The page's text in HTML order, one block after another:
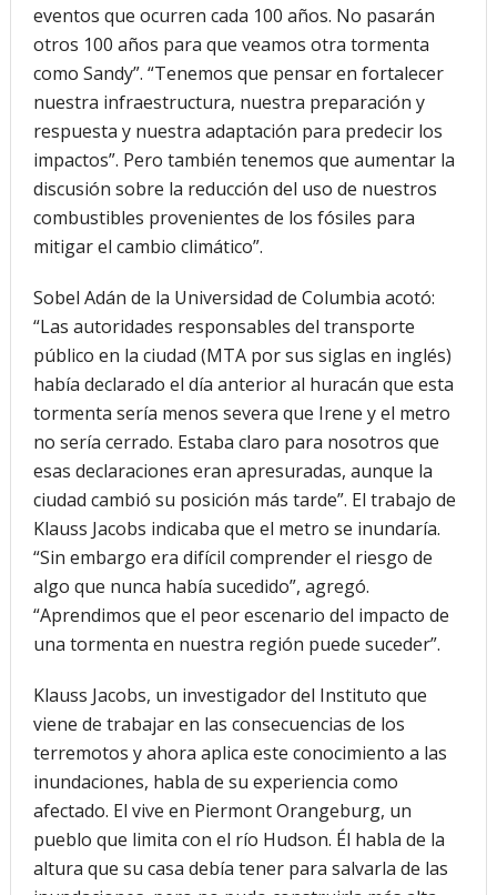
eventos que ocurren cada 100 años. No pasarán
otros 100 años para que veamos otra tormenta
como Sandy”. “Tenemos que pensar en fortalecer
nuestra infraestructura, nuestra preparación y
respuesta y nuestra adaptación para predecir los
impactos”. Pero también tenemos que aumentar la
discusión sobre la reducción del uso de nuestros
combustibles provenientes de los fósiles para
mitigar el cambio climático”.
Sobel Adán de la Universidad de Columbia acotó:
“Las autoridades responsables del transporte
público en la ciudad (MTA por sus siglas en inglés)
había declarado el día anterior al huracán que esta
tormenta sería menos severa que Irene y el metro
no sería cerrado. Estaba claro para nosotros que
esas declaraciones eran apresuradas, aunque la
ciudad cambió su posición más tarde”. El trabajo de
Klauss Jacobs indicaba que el metro se inundaría.
“Sin embargo era difícil comprender el riesgo de
algo que nunca había sucedido”, agregó.
“Aprendimos que el peor escenario del impacto de
una tormenta en nuestra región puede suceder”.
Klauss Jacobs, un investigador del Instituto que
viene de trabajar en las consecuencias de los
terremotos y ahora aplica este conocimiento a las
inundaciones, habla de su experiencia como
afectado. El vive en Piermont Orangeburg, un
pueblo que limita con el río Hudson. Él habla de la
altura que su casa debía tener para salvarla de las